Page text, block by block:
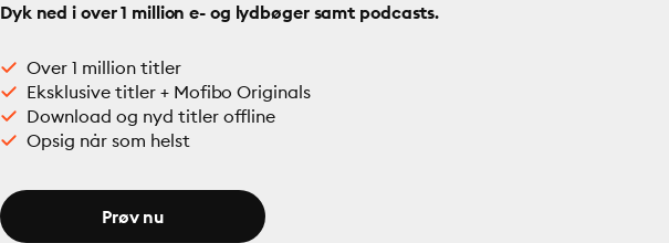
Dyk ned i over 1 million e- og lydbøger samt podcasts.
Over 1 million titler
Eksklusive titler + Mofibo Originals
Download og nyd titler offline
Opsig når som helst
Prøv nu